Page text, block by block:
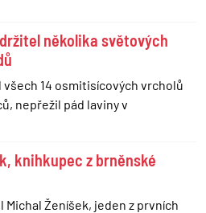
několika světových
14 osmitisícových vrcholů
nepřežil pád laviny v
knihkupec z brněnské
Michal Ženíšek, jeden z prvních